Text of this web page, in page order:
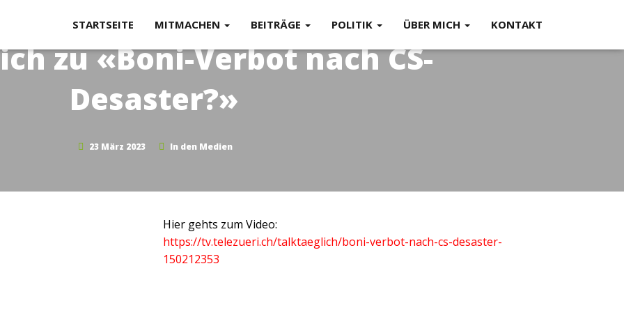
STARTSEITE MITMACHEN BEITRÄGE POLITIK ÜBER MICH KONTAKT
zu «Boni-Verbot nach CS-
Desaster?»
23 März 2023 In den Medien
Hier gehts zum Video:
https://tv.telezueri.ch/talktaeglich/boni-verbot-nach-cs-desaster-
150212353